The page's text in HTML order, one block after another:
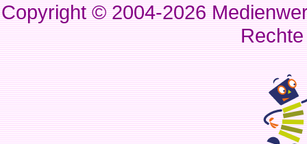
Copyright © 2004-2026